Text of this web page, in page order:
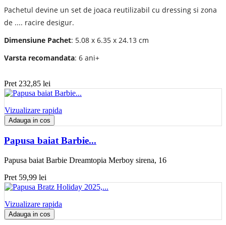
Pachetul devine un set de joaca reutilizabil cu dressing si zona
de .... racire desigur.
Dimensiune Pachet: 5.08 x 6.35 x 24.13 cm
Varsta recomandata: 6 ani+
Pret 232,85 lei
Vizualizare rapida
Adauga in cos
Papusa baiat Barbie...
Papusa baiat Barbie Dreamtopia Merboy sirena, 16
Pret 59,99 lei
Vizualizare rapida
Adauga in cos